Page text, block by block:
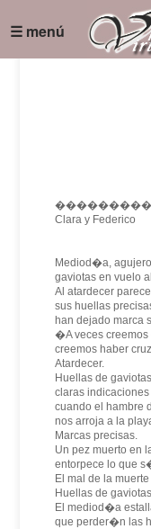
☰ menú
Clara y Federico
Mediod�a,
gaviotas en vuelo
Al atardecer
sus huellas
han dejado marca
�A veces
creemos haber
Atardecer.
Huellas de
claras
cuando el hambre
nos arroja a la
Marcas precisas.
Un pez muerto en
entorpece lo que
El mal de la
Huellas de
El mediod�a
que perder�n las